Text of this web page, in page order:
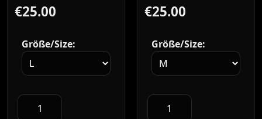
€25.00
Größe/Size:
€25.00
Größe/Size: